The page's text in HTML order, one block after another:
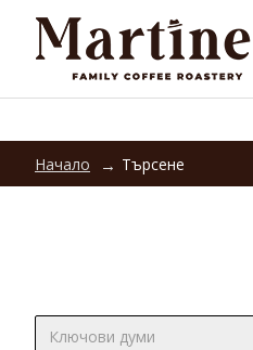
Начало Търсене